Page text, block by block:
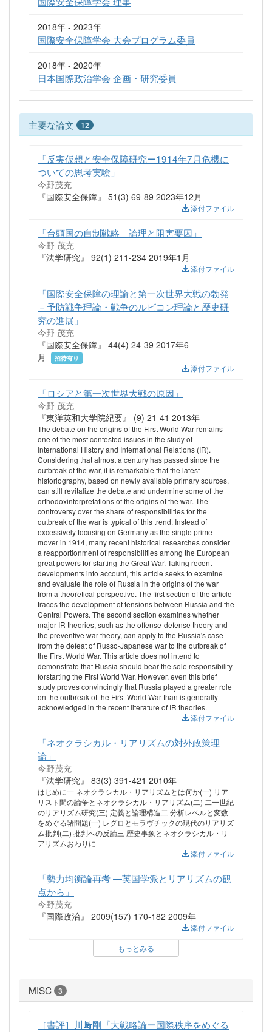
2018年 - 2023年
国際安全保障学会 大会プログラム委員
2018年 - 2020年
日本国際政治学会 企画・研究委員
主要な論文 12
「反実仮想と安全保障研究ー1914年7月危機に
ついての思考実験」
今野茂充
『国際安全保障』 51(3) 69-89 2023年12月
添付ファイル
「台頭国の自制戦略―論理と阻害要因」
今野 茂充
『法学研究』 92(1) 211-234 2019年1月
添付ファイル
「国際安全保障の理論と第一次世界大戦の勃発
－予防戦争理論・戦争のルビコン理論と歴史研
究の進展」
今野 茂充
『国際安全保障』 44(4) 24-39 2017年6
月
招待有り
添付ファイル
「ロシアと第一次世界大戦の原因」
今野 茂充
『東洋英和大学院紀要』 (9) 21-41 2013年
The debate on the origins of the First World War remains
one of the most contested issues in the study of
International History and International Relations (IR).
Considering that almost a century has passed since the
outbreak of the war, it is remarkable that the latest
historiography, based on newly available primary sources,
can still revitalize the debate and undermine some of the
orthodoxinterpretations of the origins of the war. The
controversy over the share of responsibilities for the
outbreak of the war is typical of this trend. Instead of
excessively focusing on Germany as the single prime
mover in 1914, many recent historical researches consider
a reapportionment of responsibilities among the European
great powers for starting the Great War. Taking recent
developments into account, this article seeks to examine
and evaluate the role of Russia in the origins of the war
from a theoretical perspective. The first section of the article
traces the development of tensions between Russia and the
Central Powers. The second section examines whether
major IR theories, such as the offense-defense theory and
the preventive war theory, can apply to the Russia's case
from the defeat of Russo-Japanese war to the outbreak of
the First World War. This article does not intend to
demonstrate that Russia should bear the sole responsibility
forstarting the First World War. However, even this brief
study proves convincingly that Russia played a greater role
on the outbreak of the First World War than is generally
acknowledged in the recent literature of IR theories.
添付ファイル
「ネオクラシカル・リアリズムの対外政策理
論」
今野茂充
『法学研究』 83(3) 391-421 2010年
はじめに一 ネオクラシカル・リアリズムとは何か(一) リア
リスト間の論争とネオクラシカル・リアリズム(二) 二一世紀
のリアリズム研究(三) 定義と論理構造二 分析レベルと変数
をめぐる諸問題(一) レグロとモラヴチックの現代のリアリズ
ム批判(二) 批判への反論三 歴史事象とネオクラシカル・リ
アリズムおわりに
添付ファイル
「勢力均衡論再考 ―英国学派とリアリズムの観
点から」
今野茂充
『国際政治』 2009(157) 170-182 2009年
添付ファイル
もっとみる
MISC 3
［書評］川﨑剛『大戦略論ー国際秩序をめぐる